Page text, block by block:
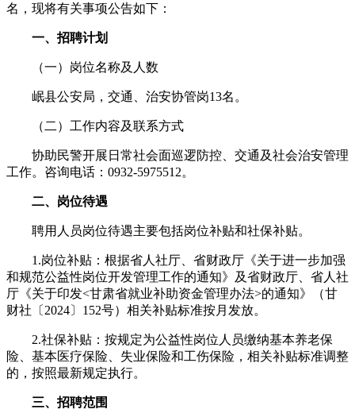
名，现将有关事项公告如下：
一、招聘计划
（一）岗位名称及人数
岷县公安局，交通、治安协管岗13名。
（二）工作内容及联系方式
协助民警开展日常社会面巡逻防控、交通及社会治安管理
工作。咨询电话：0932-5975512。
二、岗位待遇
聘用人员岗位待遇主要包括岗位补贴和社保补贴。
1.岗位补贴：根据省人社厅、省财政厅《关于进一步加强
和规范公益性岗位开发管理工作的通知》及省财政厅、省人社
厅《关于印发<甘肃省就业补助资金管理办法>的通知》（甘
财社〔2024〕152号）相关补贴标准按月发放。
2.社保补贴：按规定为公益性岗位人员缴纳基本养老保
险、基本医疗保险、失业保险和工伤保险，相关补贴标准调整
的，按照最新规定执行。
三、招聘范围